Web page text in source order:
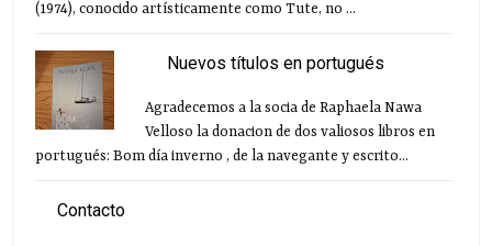
(1974), conocido artísticamente como Tute, no ...
Nuevos títulos en portugués
Agradecemos a la socia de Raphaela Nawa
Velloso la donacion de dos valiosos libros en
portugués: Bom día inverno , de la navegante y escrito...
Contacto